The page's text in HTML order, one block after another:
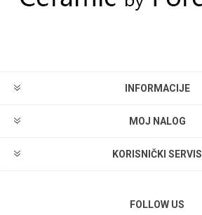
INFORMACIJE
MOJ NALOG
KORISNIČKI SERVIS
FOLLOW US